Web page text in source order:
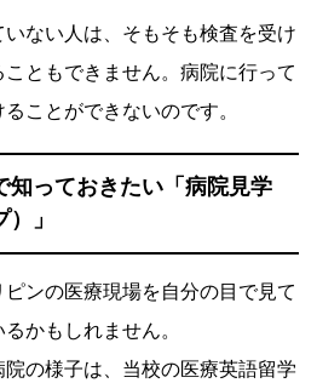
いない人は、そもそも検査を受け
ともできません。病院に行って
ことができないのです。
知っておきたい「病院見学
」
ンの医療現場を自分の目で見て
かもしれません。
の様子は、当校の医療英語留学